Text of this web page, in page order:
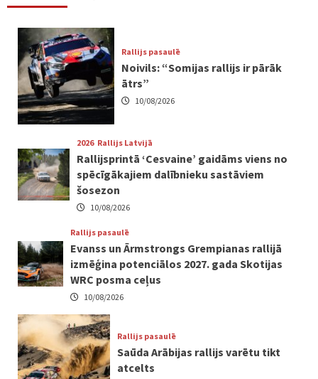
Rallijs pasaulē
Noivils: “Somijas rallijs ir pārāk
ātrs”
10/08/2026
2026 Rallijs Latvijā
Rallijsprintā ‘Cesvaine’ gaidāms viens no
spēcīgākajiem dalībnieku sastāviem
šosezon
10/08/2026
Rallijs pasaulē
Evanss un Ārmstrongs Grempianas rallijā
izmēģina potenciālos 2027. gada Skotijas
WRC posma ceļus
10/08/2026
Rallijs pasaulē
Saūda Arābijas rallijs varētu tikt
atcelts